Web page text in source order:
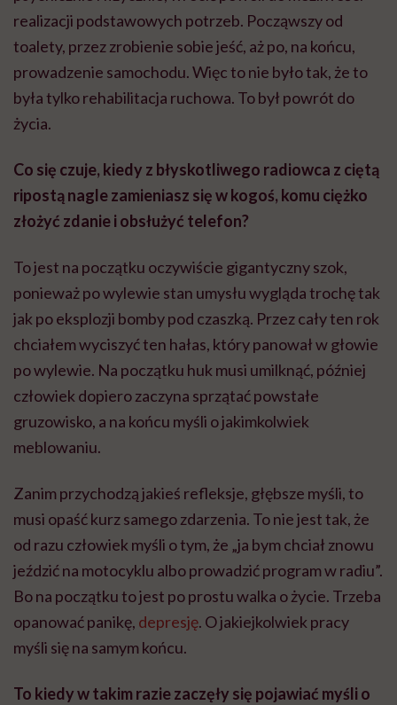
realizacji podstawowych potrzeb. Począwszy od
toalety, przez zrobienie sobie jeść, aż po, na końcu,
prowadzenie samochodu. Więc to nie było tak, że to
była tylko rehabilitacja ruchowa. To był powrót do
życia.
Co się czuje, kiedy z błyskotliwego radiowca z ciętą
ripostą nagle zamieniasz się w kogoś, komu ciężko
złożyć zdanie i obsłużyć telefon?
To jest na początku oczywiście gigantyczny szok,
ponieważ po wylewie stan umysłu wygląda trochę tak
jak po eksplozji bomby pod czaszką. Przez cały ten rok
chciałem wyciszyć ten hałas, który panował w głowie
po wylewie. Na początku huk musi umilknąć, później
człowiek dopiero zaczyna sprzątać powstałe
gruzowisko, a na końcu myśli o jakimkolwiek
meblowaniu.
Zanim przychodzą jakieś refleksje, głębsze myśli, to
musi opaść kurz samego zdarzenia. To nie jest tak, że
od razu człowiek myśli o tym, że „ja bym chciał znowu
jeździć na motocyklu albo prowadzić program w radiu”.
Bo na początku to jest po prostu walka o życie. Trzeba
opanować panikę, depresję. O jakiejkolwiek pracy
myśli się na samym końcu.
To kiedy w takim razie zaczęły się pojawiać myśli o